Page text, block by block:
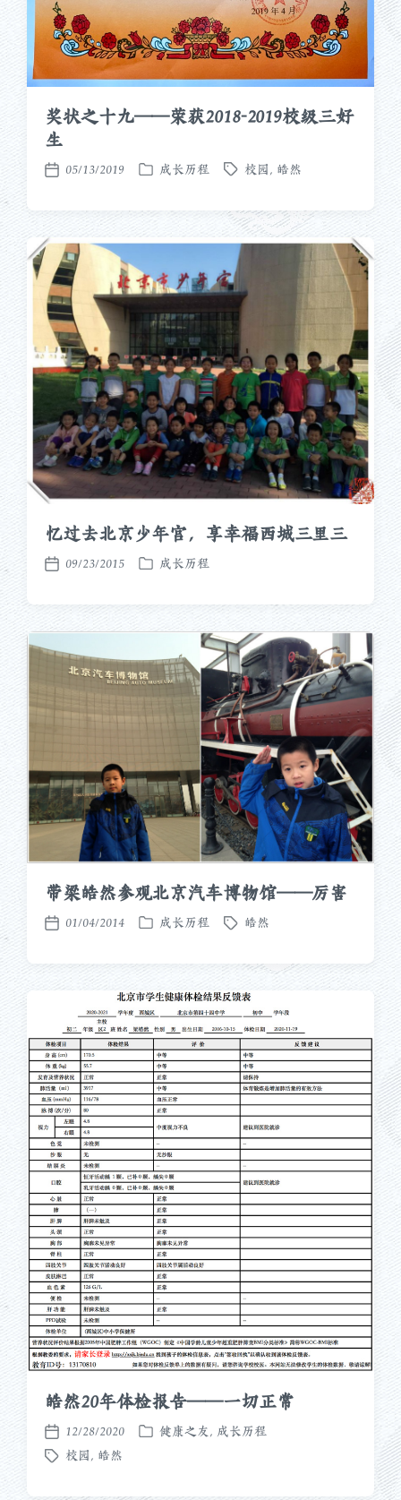
奖状之十九——荣获2018-2019校级三好
生
发
日
期
05/13/2019
发
于
成长历程
标
校园, 皓然
忆过去北京少年宫，享幸福西城三里三
发
日
期
09/23/2015
发
于
成长历程
带梁皓然参观北京汽车博物馆——厉害
发
01/04/2014
发
于
成长历程
标
皓然
皓然20年体检报告——一切正常
发
布
期
12/28/2020
发 健康之友, 成长历程
标
校园, 皓然